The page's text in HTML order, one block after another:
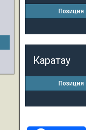
Позиция
Каратау
Позиция